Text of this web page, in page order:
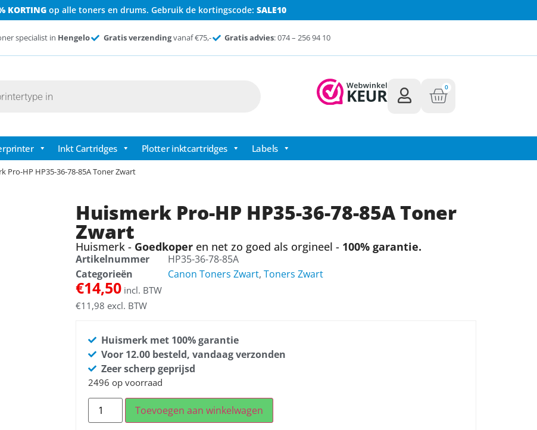
KORTINGop alle toners en drums. Gebruik de kortingscode: SALE10
specialist in Hengelo Gratis verzendingvanaf €75,- Gratis advies: 074 – 256 94 10
0
Inkt Cartridges Plotter inktcartridges Labels
Pro-HP HP35-36-78-85A Toner Zwart
Huismerk Pro-HP HP35-36-78-85A Toner
Zwart
Huismerk - Goedkoperen net zo goed als orgineel - 100% garantie.
Artikelnummer
HP35-36-78-85A
Categorieën
Canon Toners Zwart, Toners Zwart
€14,50incl. BTW
€11,98 excl. BTW
Huismerk met 100% garantie
Voor 12.00 besteld, vandaag verzonden
Zeer scherp geprijsd
2496 op voorraad
Toevoegen aan winkelwagen